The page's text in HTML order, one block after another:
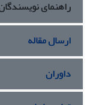
رفتار شهروند
راهنمای
ارسال مقاله
داوران